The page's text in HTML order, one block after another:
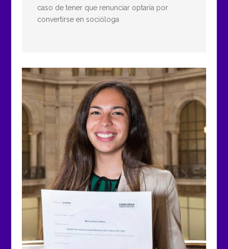
caso de tener que renunciar optaría por
convertirse en socióloga